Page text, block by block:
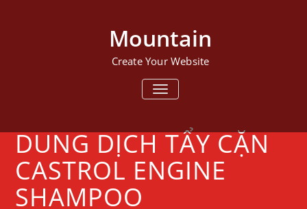
Mountain
Create Your Website
TOGGLE NAVIGATION
DUNG DỊCH TẨY CẶN
CASTROL ENGINE
SHAMPOO